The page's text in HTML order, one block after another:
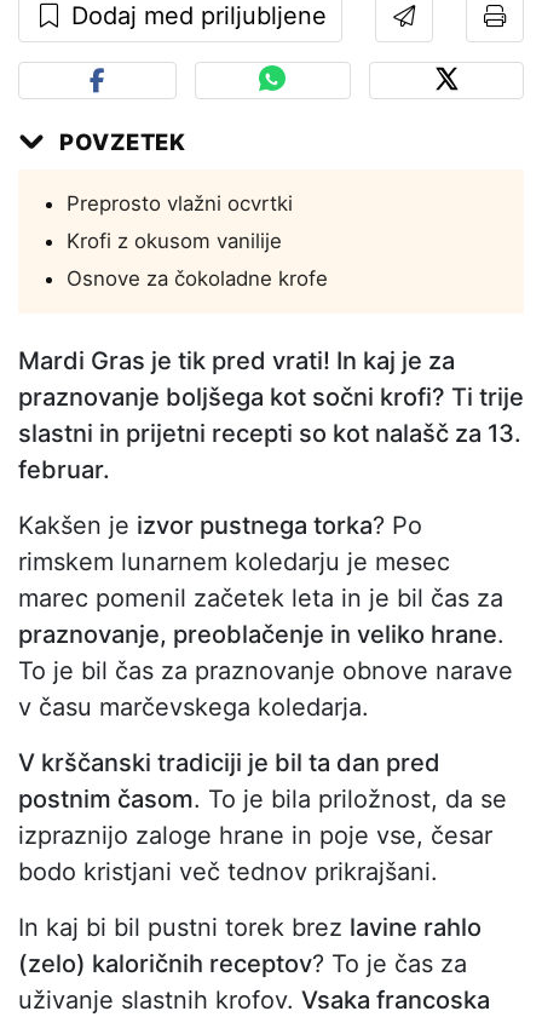
Dodaj med priljubljene
POVZETEK
Preprosto vlažni ocvrtki
Krofi z okusom vanilije
Osnove za čokoladne krofe
Mardi Gras je tik pred vrati! In kaj je za
praznovanje boljšega kot sočni krofi? Ti trije
slastni in prijetni recepti so kot nalašč za 13.
februar.
Kakšen je izvor pustnega torka? Po
rimskem lunarnem koledarju je mesec
marec pomenil začetek leta in je bil čas za
praznovanje, preoblačenje in veliko hrane.
To je bil čas za praznovanje obnove narave
v času marčevskega koledarja.
V krščanski tradiciji je bil ta dan pred
postnim časom. To je bila priložnost, da se
izpraznijo zaloge hrane in poje vse, česar
bodo kristjani več tednov prikrajšani.
In kaj bi bil pustni torek brez lavine rahlo
(zelo) kaloričnih receptov? To je čas za
uživanje slastnih krofov. Vsaka francoska